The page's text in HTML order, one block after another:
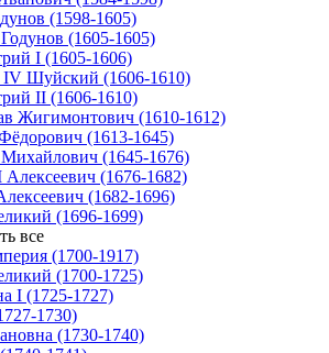
(1598-1605)
(1605-1605)
I (1605-1606)
Шуйский (1606-1610)
II (1606-1610)
Жигимонтович (1610-1612)
(1613-1645)
(1645-1676)
(1676-1682)
(1682-1696)
(1696-1699)
все
(1700-1917)
(1700-1725)
I (1725-1727)
1730)
(1730-1740)